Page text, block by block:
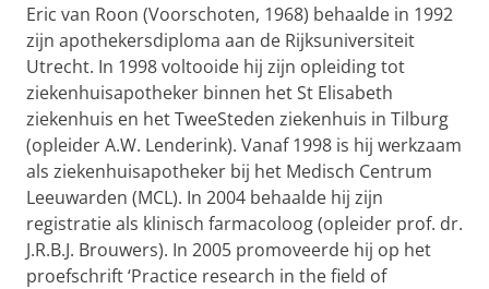
Eric van Roon (Voorschoten, 1968) behaalde in 1992
zijn apothekersdiploma aan de Rijksuniversiteit
Utrecht. In 1998 voltooide hij zijn opleiding tot
ziekenhuisapotheker binnen het St Elisabeth
ziekenhuis en het TweeSteden ziekenhuis in Tilburg
(opleider A.W. Lenderink). Vanaf 1998 is hij werkzaam
als ziekenhuisapotheker bij het Medisch Centrum
Leeuwarden (MCL). In 2004 behaalde hij zijn
registratie als klinisch farmacoloog (opleider prof. dr.
J.R.B.J. Brouwers). In 2005 promoveerde hij op het
proefschrift ‘Practice research in the field of